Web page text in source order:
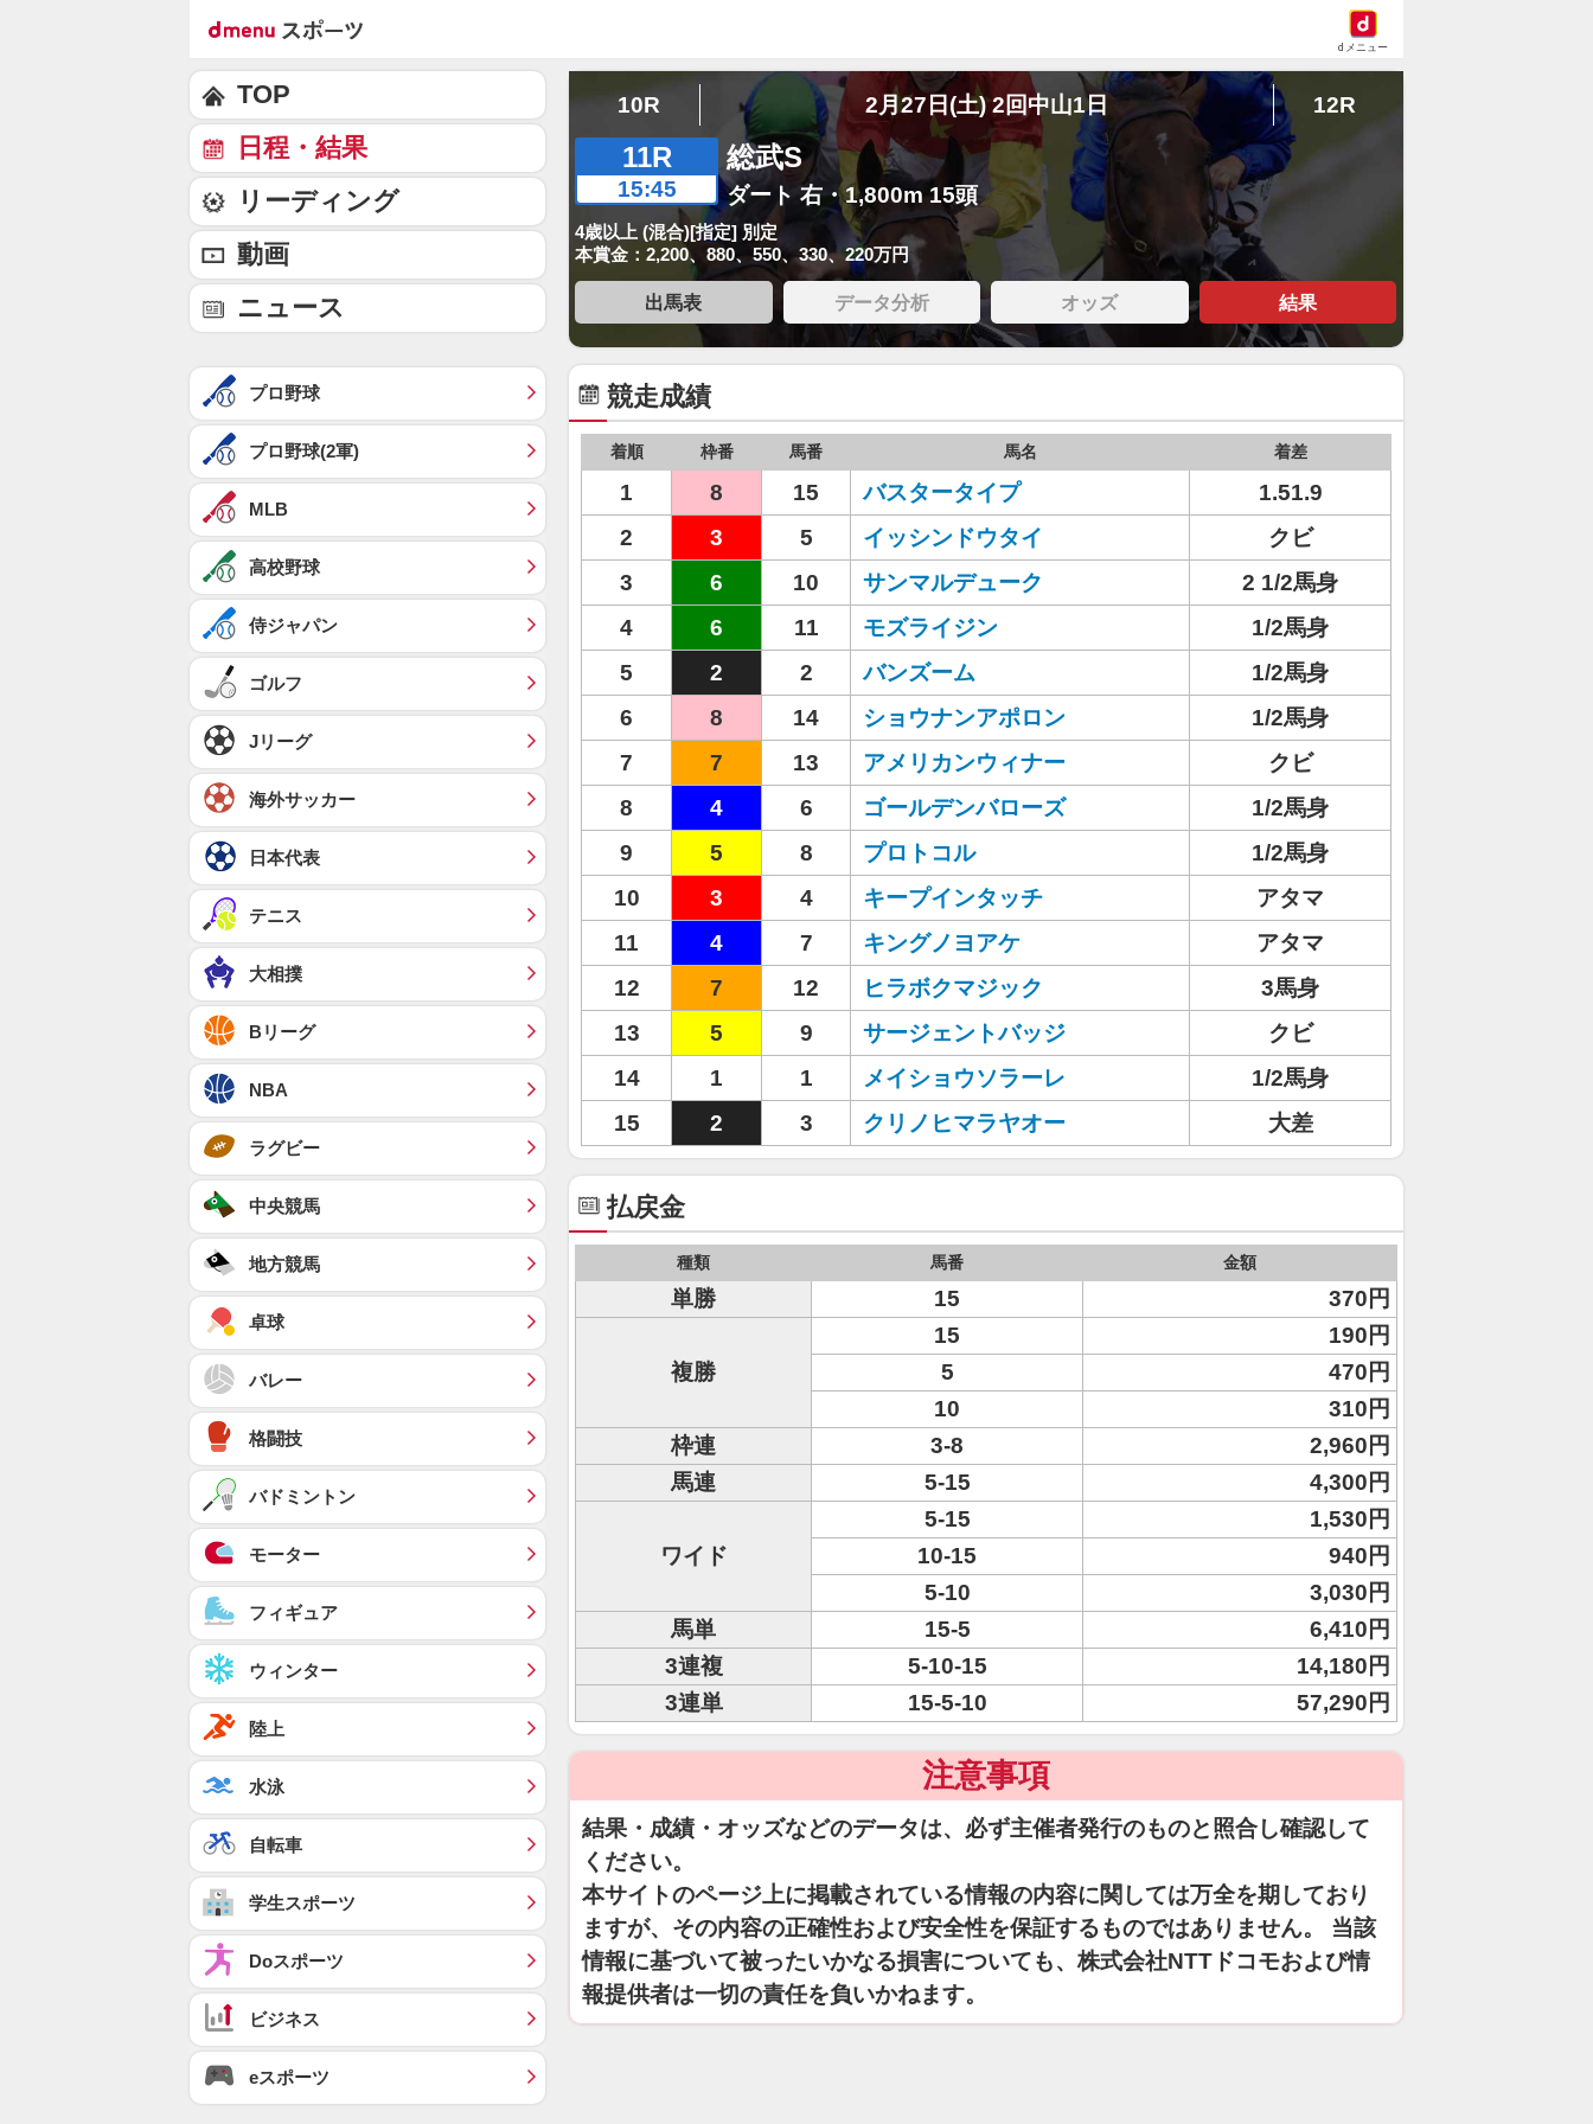
dメニュー
10R 2月27日(土) 2回中山1日 12R
11R
15:45
総武S
ダート 右・1,800m 15頭
4歳以上 (混合)[指定] 別定
本賞金：2,200、880、550、330、220万円
出馬表 データ分析 オッズ 結果
競走成績
着順 枠番 馬番 馬名 着差
1 8 15 バスタータイプ
1.51.9
2
3 5 イッシンドウタイ
クビ
3
6 10 サンマルデューク
2 1/2馬身
4
6 11 モズライジン
1/2馬身
5
2 2 バンズーム
1/2馬身
6
8 14 ショウナンアポロン
1/2馬身
7
7 13 アメリカンウィナー
クビ
8
4 6 ゴールデンバローズ
1/2馬身
9
5 8 プロトコル
1/2馬身
10
3 4 キープインタッチ
アタマ
11
4 7 キングノヨアケ
アタマ
12
7 12 ヒラボクマジック
3馬身
13
5 9 サージェントバッジ
クビ
14
1 1 メイショウソラーレ
1/2馬身
15
2 3 クリノヒマラヤオー 大差
払戻金
種類 馬番 金額
単勝 15 370円
複勝
15
190円
5
470円
10
310円
枠連
3-8
2,960円
馬連
5-15 4,300円
ワイド
5-15
1,530円
10-15
940円
5-10
3,030円
馬単
15-5
6,410円
3連複
5-10-15
14,180円
3連単
15-5-10 57,290円
注意事項
結果・成績・オッズなどのデータは、必ず主催者発行のものと照合し確認して
ください。
本サイトのページ上に掲載されている情報の内容に関しては万全を期しており
ますが、その内容の正確性および安全性を保証するものではありません。 当該
情報に基づいて被ったいかなる損害についても、株式会社NTTドコモおよび情
報提供者は一切の責任を負いかねます。
TOP
日程・結果
リーディング
動画
ニュース
プロ野球
プロ野球(2軍)
MLB
高校野球
侍ジャパン
ゴルフ
Jリーグ
海外サッカー
日本代表
テニス
大相撲
Bリーグ
NBA
ラグビー
中央競馬
地方競馬
卓球
バレー
格闘技
バドミントン
モーター
フィギュア
ウィンター
陸上
水泳
自転車
学生スポーツ
Doスポーツ
ビジネス
eスポーツ